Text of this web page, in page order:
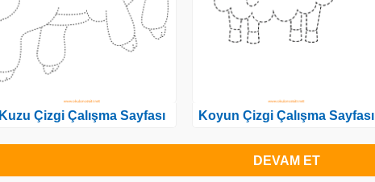
Kuzu Çizgi Çalışma Sayfası Koyun Çizgi Çalışma Sayfası
DEVAM ET